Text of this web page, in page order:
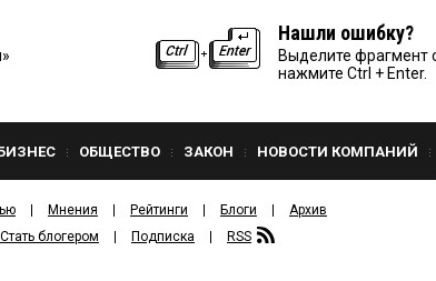
Нашли ошибку?
Выделите фрагмент
нажмите Ctrl + Enter.
ОБЩЕСТВО ЗАКОН НОВОСТИ КОМПАНИЙ
Мнения Рейтинги Блоги
Архив
Стать блогером Подписка RSS